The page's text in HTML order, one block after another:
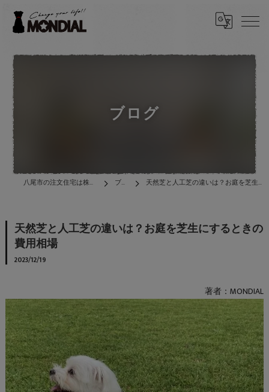
ブログ
八尾市の注文住宅は株式会社MONDIAL ブログ 天然芝と人工芝の違いは？お庭を芝生にするときの費用相場
天然芝と人工芝の違いは？お庭を芝生にするときの
費用相場
2023/12/19
著者：MONDIAL